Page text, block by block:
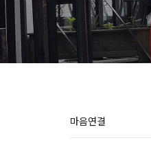
마음연결